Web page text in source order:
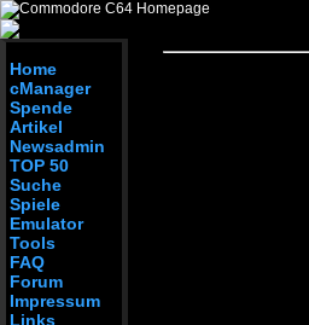
Home
cManager
Spende
Artikel
Newsadmin
TOP 50
Suche
Spiele
Emulator
Tools
FAQ
Forum
Impressum
Links